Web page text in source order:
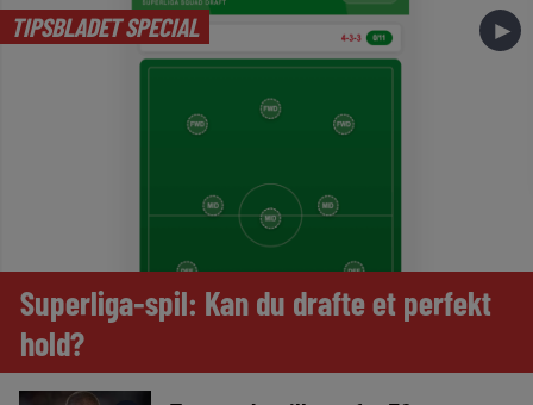
TIPSBLADET SPECIAL ►
Superliga-spil: Kan du drafte et perfekt
hold?